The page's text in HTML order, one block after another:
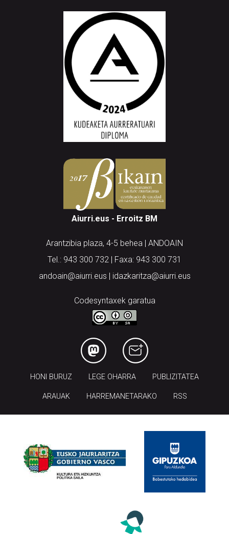
Aiurri.eus - Erroitz BM
Arantzibia plaza, 4-5 behea | ANDOAIN
Tel.: 943 300 732 | Faxa: 943 300 731
andoain@aiurri.eus | idazkaritza@aiurri.eus
Codesyntaxek garatua
HONI BURUZ LEGE OHARRA PUBLIZITATEA
ARAUAK HARREMANETARAKO RSS